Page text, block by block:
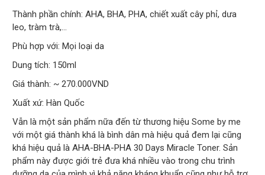
Thành phần chính: AHA, BHA, PHA, chiết xuất cây phỉ, dưa
leo, tràm trà,…
Phù hợp với: Mọi loại da
Dung tích: 150ml
Giá thành: ~ 270.000VND
Xuất xứ: Hàn Quốc
Vẫn là một sản phẩm nữa đến từ thương hiệu Some by me
với một giá thành khá là bình dân mà hiệu quả đem lại cũng
khá hiệu quả là AHA-BHA-PHA 30 Days Miracle Toner. Sản
phẩm này được giới trẻ đưa khá nhiều vào trong chu trình